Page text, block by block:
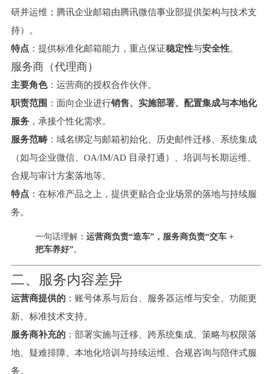
研并运维；腾讯企业邮箱由腾讯微信事业部提供架构与技术支
持）。
特点：提供标准化邮箱能力，重点保证稳定性与安全性。
服务商（代理商）
主要角色：运营商的授权合作伙伴。
职责范围 ：面向企业进行销售、实施部署、配置集成与本地化
服务，承接个性化需求。
服务范畴：域名绑定与邮箱初始化、历史邮件迁移、系统集成
（如与企业微信、OA/IM/AD 目录打通）、培训与长期运维、
合规与审计方案落地等。
特点：在标准产品之上，提供更贴合企业场景的落地与持续服
务。
一句话理解： 运营商负责“造车”，服务商负责“交车 +
把车养好”。
二、服务内容差异
运营商提供的：账号体系与后台、服务器运维与安全、功能更
新、标准技术支持。
服务商补充的：部署实施与迁移、跨系统集成、策略与权限落
地、疑难排障、本地化培训与持续运维、合规咨询与陪伴式服
务。